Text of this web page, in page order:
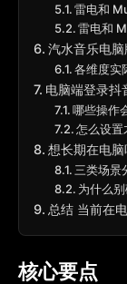
雷电和
雷电和
汽水音乐电
各维度实
电脑端登录抖
哪些操作
怎么设置
想长期在电
三类场景
为什么
总结 当前在
核心要点